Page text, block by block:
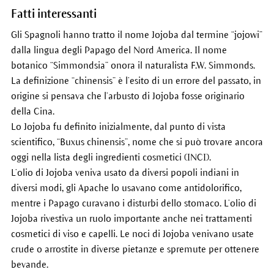
Fatti interessanti
Gli Spagnoli hanno tratto il nome Jojoba dal termine “jojowi”
dalla lingua degli Papago del Nord America. Il nome
botanico “Simmondsia” onora il naturalista F.W. Simmonds.
La definizione “chinensis” è l’esito di un errore del passato, in
origine si pensava che l’arbusto di Jojoba fosse originario
della Cina.
Lo Jojoba fu definito inizialmente, dal punto di vista
scientifico, “Buxus chinensis”, nome che si può trovare ancora
oggi nella lista degli ingredienti cosmetici (INCI).
L’olio di Jojoba veniva usato da diversi popoli indiani in
diversi modi, gli Apache lo usavano come antidolorifico,
mentre i Papago curavano i disturbi dello stomaco. L’olio di
Jojoba rivestiva un ruolo importante anche nei trattamenti
cosmetici di viso e capelli. Le noci di Jojoba venivano usate
crude o arrostite in diverse pietanze e spremute per ottenere
bevande.